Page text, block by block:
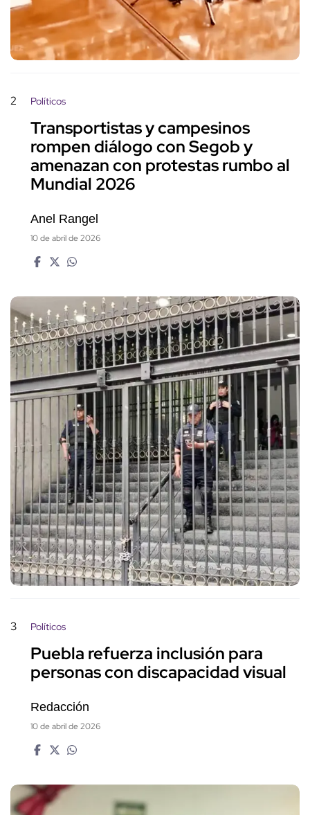
2 Políticos
Transportistas y campesinos
rompen diálogo con Segob y
amenazan con protestas rumbo al
Mundial 2026
Anel Rangel
10 de abril de 2026
3 Políticos
Puebla refuerza inclusión para
personas con discapacidad visual
Redacción
10 de abril de 2026